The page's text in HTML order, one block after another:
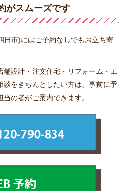
がスムーズです
日市)にはご予約なしでもお立ち寄
舗設計・注文住宅・リフォーム・エ
をきちんとしたい方は、 事前に予
の者がご案内できます。